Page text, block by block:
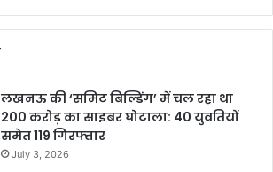
लखनऊ की ‘समिट बिल्डिंग’ में चल रहा था
200 करोड़ का साइबर घोटाला: 40 युवतियों
समेत 119 गिरफ्तार
July 3, 2026